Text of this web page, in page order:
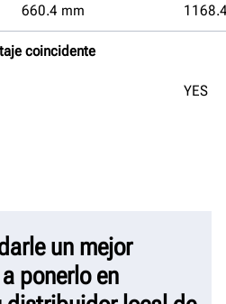
660.4 mm
coincidente
YES
un mejor
ponerlo en